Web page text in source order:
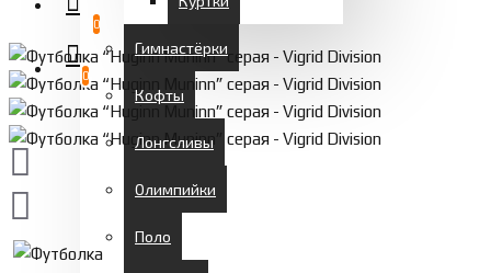
0
0
Гимнастёрки
Кофты
Лонгсливы
Олимпийки
Поло